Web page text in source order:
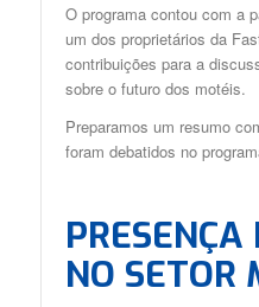
O programa contou com a
um dos proprietários da
contribuições para a
sobre o futuro dos motéis.
Preparamos um resumo
foram debatidos no
NO SETOR